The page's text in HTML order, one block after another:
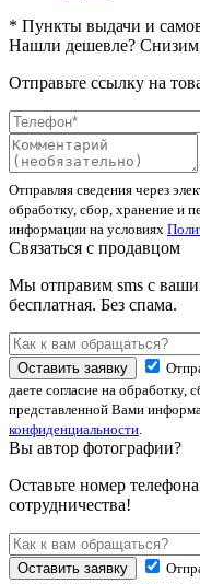
* Пункты выдачи и
Нашли дешевле?
Отправьте ссылку на
Отправляя сведения через
обработку, сбор, хранение и
информации на условиях
Связаться с продавцом
Мы отправим sms с
бесплатная. Без спама.
Оставить заявку
даете согласие на обработку,
представленной Вами
конфиденциальности.
Вы автор фотографии?
Оставьте номер
сотрудничества!
Оставить заявку